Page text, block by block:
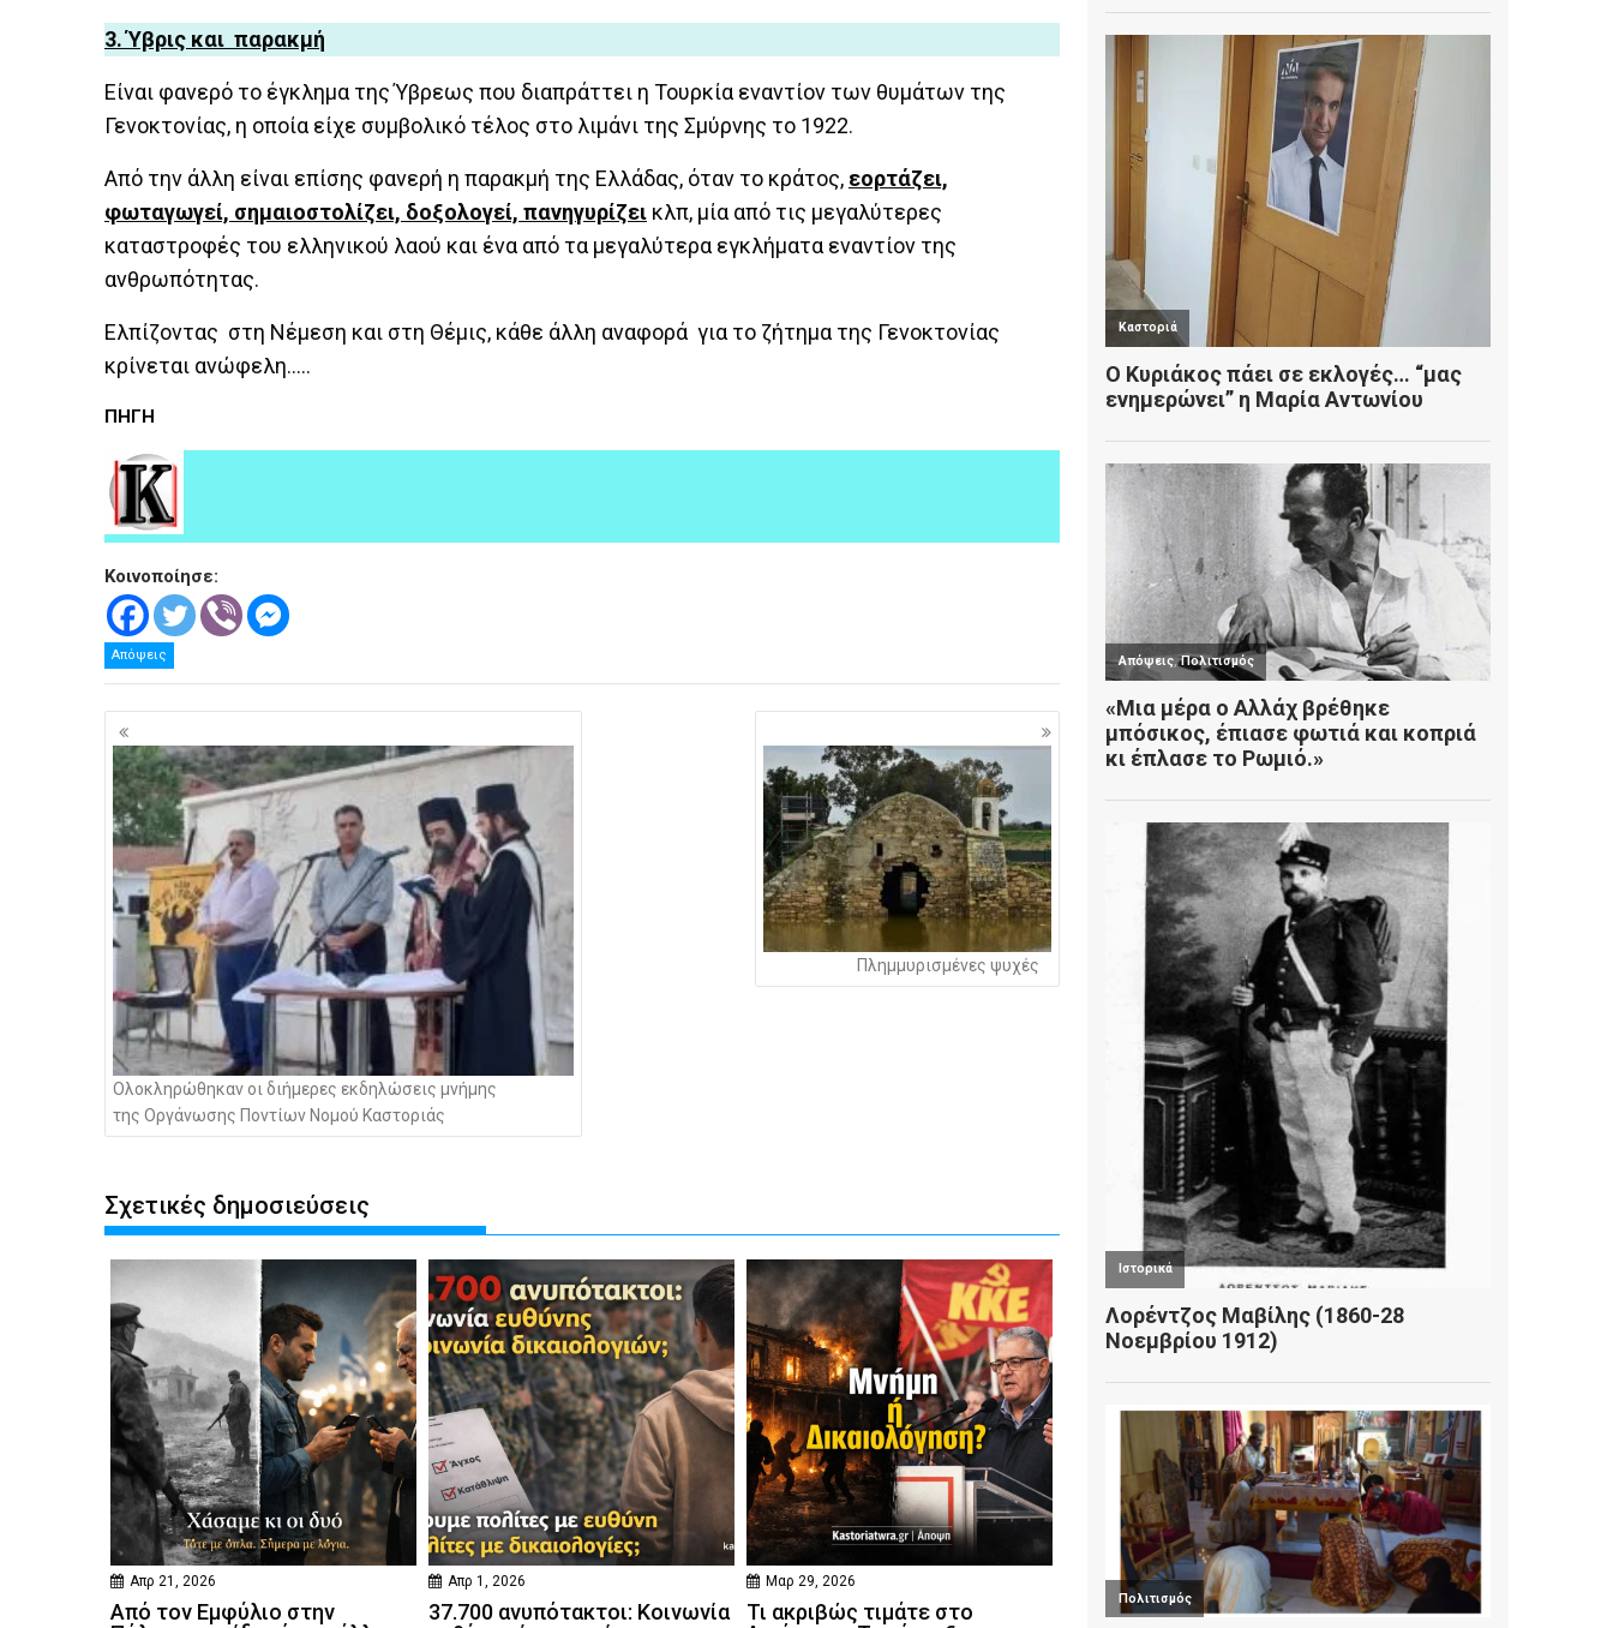
3. Ύβρις και παρακμή
Είναι φανερό το έγκλημα της Ύβρεως που διαπράττει η Τουρκία εναντίον των θυμάτων της
Γενοκτονίας, η οποία είχε συμβολικό τέλος στο λιμάνι της Σμύρνης το 1922.
Από την άλλη είναι επίσης φανερή η παρακμή της Ελλάδας, όταν το κράτος, εορτάζει,
φωταγωγεί, σημαιοστολίζει, δοξολογεί, πανηγυρίζει κλπ, μία από τις μεγαλύτερες
καταστροφές του ελληνικού λαού και ένα από τα μεγαλύτερα εγκλήματα εναντίον της
ανθρωπότητας.
Ελπίζοντας στη Νέμεση και στη Θέμις, κάθε άλλη αναφορά για το ζήτημα της Γενοκτονίας
κρίνεται ανώφελη…..
ΠΗΓΗ
Κοινοποίησε:
Απόψεις
Πλοήγηση
άρθρων
Ολοκληρώθηκαν οι διήμερες εκδηλώσεις μνήμης
της Οργάνωσης Ποντίων Νομού Καστοριάς
Πλημμυρισμένες ψυχές
Σχετικές δημοσιεύσεις
Απρ 21, 2026
Από τον Εμφύλιο στην
Απρ 1, 2026
37.700 ανυπότακτοι: Κοινωνία
Μαρ 29, 2026
Τι ακριβώς τιμάτε στο